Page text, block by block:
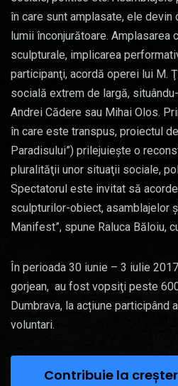
în care sunt amplasate, ele
lumii înconjurătoare. Amplasarea
sculpturale, implicarea
participanţi, acordă operei lui M.
socială extrem de largă,
Andrei Cădere sau Mihai Olos.
în care este transpus, proiectul
Paradisului”) prilejuieşte o
pluralităţii unor situaţii sociale,
Spectatorul este invitat să
sculpturilor-obiect, asamblajelor
Manifest”, spune Raluca Băloiu,
În perioada 30 iunie – 3 iulie
gorjean, au fost vopsiţi peste
Dumbrava, la acțiune participând
voluntari.
Contribuie la